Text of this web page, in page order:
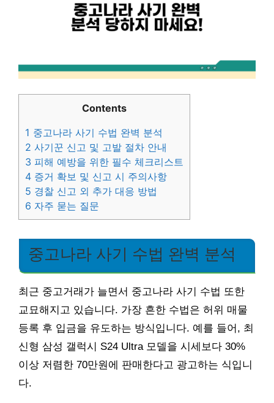
Contents
1 중고나라 사기 수법 완벽 분석
2 사기꾼 신고 및 고발 절차 안내
3 피해 예방을 위한 필수 체크리스트
4 증거 확보 및 신고 시 주의사항
5 경찰 신고 외 추가 대응 방법
6 자주 묻는 질문
중고나라 사기 수법 완벽 분석
최근 중고거래가 늘면서 중고나라 사기 수법 또한
교묘해지고 있습니다. 가장 흔한 수법은 허위 매물
등록 후 입금을 유도하는 방식입니다. 예를 들어, 최
신형 삼성 갤럭시 S24 Ultra 모델을 시세보다 30%
이상 저렴한 70만원에 판매한다고 광고하는 식입니
다.